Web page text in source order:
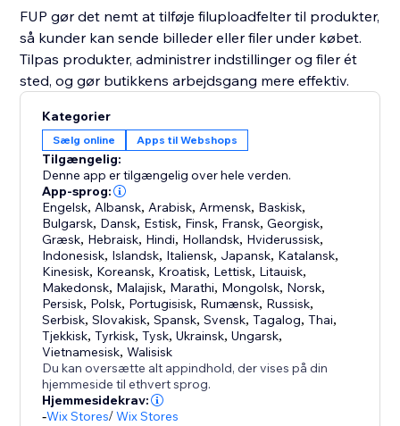
FUP gør det nemt at tilføje filuploadfelter til produkter,
så kunder kan sende billeder eller filer under købet.
Tilpas produkter, administrer indstillinger og filer ét
sted, og gør butikkens arbejdsgang mere effektiv.
Kategorier
Sælg online Apps til Webshops
Tilgængelig:
Denne app er tilgængelig over hele verden.
App-sprog:
Engelsk, Albansk, Arabisk, Armensk, Baskisk,
Bulgarsk, Dansk, Estisk, Finsk, Fransk,Georgisk,
Græsk, Hebraisk, Hindi, Hollandsk, Hviderussisk,
Indonesisk, Islandsk, Italiensk, Japansk, Katalansk,
Kinesisk, Koreansk, Kroatisk, Lettisk, Litauisk,
Makedonsk, Malajisk, Marathi, Mongolsk, Norsk,
Persisk, Polsk, Portugisisk, Rumænsk, Russisk,
Serbisk,Slovakisk,Spansk,Svensk,Tagalog,Thai,
Tjekkisk,Tyrkisk,Tysk,Ukrainsk,Ungarsk,
Vietnamesisk,Walisisk
Du kan oversætte alt appindhold, der vises på din
hjemmeside til ethvert sprog.
Hjemmesidekrav:
-Wix Stores/Wix Stores